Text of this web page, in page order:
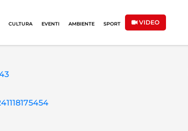
CULTURA EVENTI AMBIENTE SPORT VIDEO